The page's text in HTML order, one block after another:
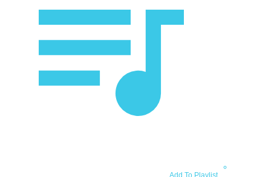
Add To Playlist